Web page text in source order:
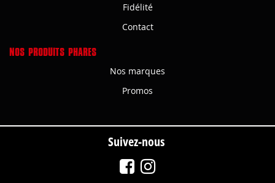
Fidélité
Contact
NOS PRODUITS PHARES
Nos marques
Promos
Suivez-nous